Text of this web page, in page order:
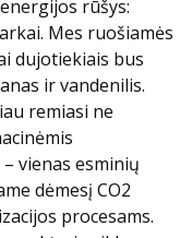
rūšys:
Mes ruošiamės
dujotiekiais bus
ir vandenilis.
remiasi ne
vienas esminių
dėmesį CO2
procesams.